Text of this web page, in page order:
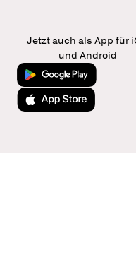
Jetzt auch als App für
und Android
Jetzt bei Google Play
Laden im App Store